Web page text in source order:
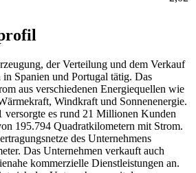
der Verteilung und dem Verkauf
Spanien und Portugal tätig. Das
aus verschiedenen Energiequellen wie
Windkraft und Sonnenenergie.
versorgte es rund 21 Millionen Kunden
195.794 Quadratkilometern mit Strom.
des Unternehmens
Das Unternehmen verkauft auch
kommerzielle Dienstleistungen an.